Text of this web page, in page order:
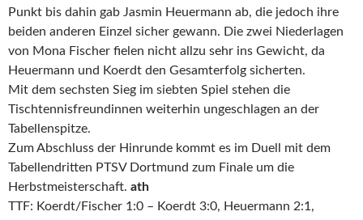
Punkt bis dahin gab Jasmin Heuermann ab, die jedoch ihre
beiden anderen Einzel sicher gewann. Die zwei Niederlagen
von Mona Fischer fielen nicht allzu sehr ins Gewicht, da
Heuermann und Koerdt den Gesamterfolg sicherten.
Mit dem sechsten Sieg im siebten Spiel stehen die
Tischtennisfreundinnen weiterhin ungeschlagen an der
Tabellenspitze.
Zum Abschluss der Hinrunde kommt es im Duell mit dem
Tabellendritten PTSV Dortmund zum Finale um die
Herbstmeisterschaft. ath
TTF: Koerdt/Fischer 1:0 – Koerdt 3:0, Heuermann 2:1,